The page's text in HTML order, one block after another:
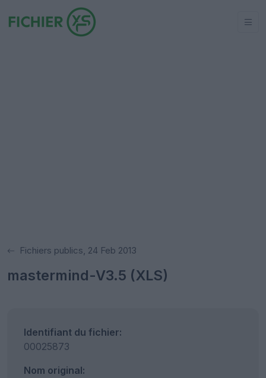
Fichiers publics, 24 Feb 2013
mastermind-V3.5 (XLS)
Identifiant du fichier:
00025873
Nom original: